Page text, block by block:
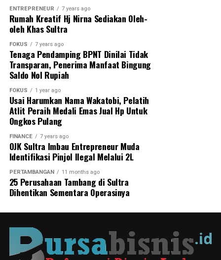
Masyarakat mendesak aparat penegak hukum
melakukan penyelidikan menyeluruh, termasuk
memeriksa Kepala Balai TN Rawa Aopa Watumohai,
Yarman, serta Kepala Seksi SPTN II, Aris. Keduanya
dinilai perlu diperiksa untuk mengungkap dugaan
kejahatan atau potensi keterlibatan dalam masifnya
aktivitas ilegal tersebut.
Rangkaian aktivitas perusakan hutan ini dinilai
melanggar Undang-Undang Nomor 18 Tahun 2013
tentang Pencegahan dan Pemberantasan Perusakan
Hutan, dengan ancaman pidana hingga 15 tahun
penjara dan denda maksimal Rp100 miliar.
Menanggapi tudingan tersebut, Kepala Seksi SPTN II
TN Rawa Aopa Watumohai, Aris, berdalih bahwa
penghancuran telah mengambil langkah pengawasan.
(PKH).
“Untuk lahan sawit yang sudah ada, kami sudah
ENTREPRENEUR 7 years ago
Rumah Kreatif Hj Nirna Sediakan Oleh-
oleh Khas Sultra
FOKUS 7 years ago
Tenaga Pendamping BPNT Dinilai Tidak
Transparan, Penerima Manfaat Bingung
Saldo Nol Rupiah
FOKUS 1 year ago
Usai Harumkan Nama Wakatobi, Pelatih
Atlit Peraih Medali Emas Jual Hp Untuk
Ongkos Pulang
FINANCE 7 years ago
OJK Sultra Imbau Entrepreneur Muda
Identifikasi Pinjol Ilegal Melalui 2L
PERTAMBANGAN 11 months ago
25 Perusahaan Tambang di Sultra
Dihentikan Sementara Operasinya